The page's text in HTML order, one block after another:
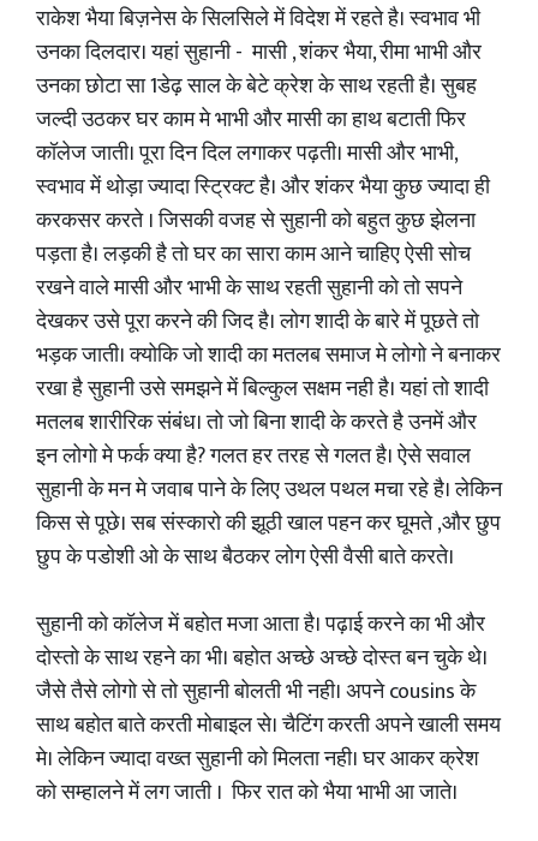
राकेश भैया बिज़नेस के सिलसिले में विदेश में रहते है। स्वभाव भी
उनका दिलदार। यहां सुहानी - मासी , शंकर भैया, रीमा भाभी और
उनका छोटा सा 1डेढ़ साल के बेटे क्रेश के साथ रहती है। सुबह
जल्दी उठकर घर काम मे भाभी और मासी का हाथ बटाती फिर
कॉलेज जाती। पूरा दिन दिल लगाकर पढ़ती। मासी और भाभी,
स्वभाव में थोड़ा ज्यादा स्ट्रिक्ट है। और शंकर भैया कुछ ज्यादा ही
करकसर करते । जिसकी वजह से सुहानी को बहुत कुछ झेलना
पड़ता है। लड़की है तो घर का सारा काम आने चाहिए ऐसी सोच
रखने वाले मासी और भाभी के साथ रहती सुहानी को तो सपने
देखकर उसे पूरा करने की जिद है। लोग शादी के बारे में पूछते तो
भड़क जाती। क्योकि जो शादी का मतलब समाज मे लोगो ने बनाकर
रखा है सुहानी उसे समझने में बिल्कुल सक्षम नही है। यहां तो शादी
मतलब शारीरिक संबंध। तो जो बिना शादी के करते है उनमें और
इन लोगो मे फर्क क्या है? गलत हर तरह से गलत है। ऐसे सवाल
सुहानी के मन मे जवाब पाने के लिए उथल पथल मचा रहे है। लेकिन
किस से पूछे। सब संस्कारो की झूठी खाल पहन कर घूमते ,और छुप
छुप के पडोशी ओ के साथ बैठकर लोग ऐसी वैसी बाते करते।
सुहानी को कॉलेज में बहोत मजा आता है। पढ़ाई करने का भी और
दोस्तो के साथ रहने का भी। बहोत अच्छे अच्छे दोस्त बन चुके थे।
जैसे तैसे लोगो से तो सुहानी बोलती भी नही। अपने cousins के
साथ बहोत बाते करती मोबाइल से। चैटिंग करती अपने खाली समय
मे। लेकिन ज्यादा वख्त सुहानी को मिलता नही। घर आकर क्रेश
को सम्हालने में लग जाती । फिर रात को भैया भाभी आ जाते।